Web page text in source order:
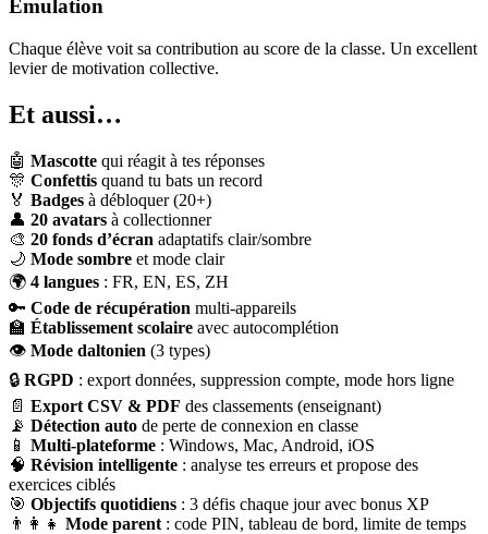
Émulation
Chaque élève voit sa contribution au score de la classe. Un excellent
levier de motivation collective.
Et aussi…
🤖 Mascotte qui réagit à tes réponses
🎊 Confettis quand tu bats un record
🏅 Badges à débloquer (20+)
👤 20 avatars à collectionner
🎨 20 fonds d’écran adaptatifs clair/sombre
🌙 Mode sombre et mode clair
🌍 4 langues : FR, EN, ES, ZH
🔑 Code de récupération multi-appareils
🏫 Établissement scolaire avec autocomplétion
👁 Mode daltonien (3 types)
🔒 RGPD : export données, suppression compte, mode hors ligne
📄 Export CSV & PDF des classements (enseignant)
📡 Détection auto de perte de connexion en classe
📱 Multi-plateforme : Windows, Mac, Android, iOS
🧠 Révision intelligente : analyse tes erreurs et propose des
exercices ciblés
🎯 Objectifs quotidiens : 3 défis chaque jour avec bonus XP
👨‍👩‍👧 Mode parent : code PIN, tableau de bord, limite de temps